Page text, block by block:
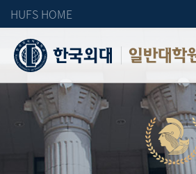
HUFS HOME
일반대학